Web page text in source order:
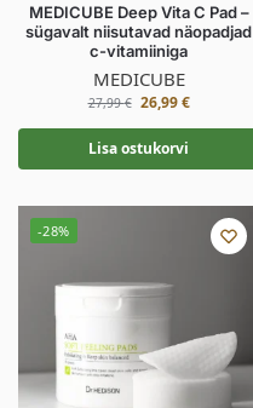
MEDICUBE Deep Vita C Pad –
sügavalt niisutavad näopadjad
c-vitamiiniga
MEDICUBE
27,99€ 26,99€
Lisa ostukorvi
-28%